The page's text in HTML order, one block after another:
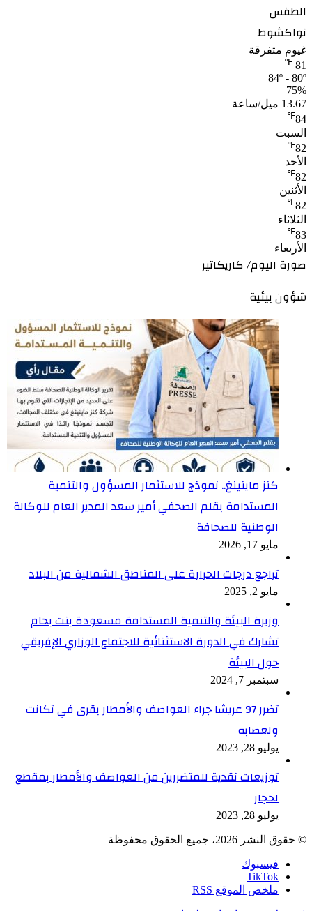
الطقس
نواكشوط
غيوم متفرقة
81
℉
84º - 80º
75%
13.67 ميل/ساعة
84
℉
السبت
82
℉
الأحد
82
℉
الأثنين
82
℉
الثلاثاء
83
℉
الأربعاء
صورة اليوم/ كاريكاتير
شؤون بيئية
كنز ماينينغ.. نموذج للاستثمار المسؤول والتنمية
المستدامة بقلم الصحفي أمير سعد المدير العام للوكالة
الوطنية للصحافة
مايو 17, 2026
تراجع درجات الحرارة على المناطق الشمالية من البلاد
مايو 2, 2025
وزيرة البيئة والتنمية المستدامة مسعودة بنت بحام
تشارك في الدورة الاستثنائية للاجتماع الوزاري الإفريقي
حول البيئة
سبتمبر 7, 2024
تضرر 97 عريشا جراء العواصف والأمطار بقرى في تكانت
ولعصابه
يوليو 28, 2023
توزيعات نقدية للمتضررين من العواصف والأمطار بمقطع
لحجار
يوليو 28, 2023
© حقوق النشر 2026، جميع الحقوق محفوظة
فيسبوك
TikTok
ملخص الموقع RSS